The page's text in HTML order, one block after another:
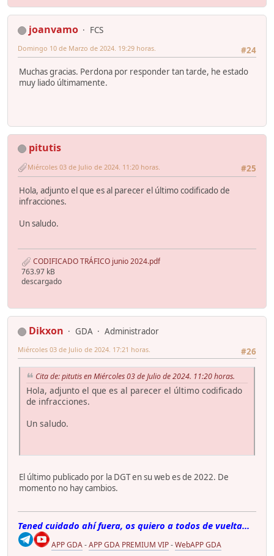
joanvamo
FCS
#24
Domingo 10 de Marzo de 2024. 19:29 horas.
Muchas gracias. Perdona por responder tan tarde, he estado
muy liado últimamente.
pitutis
#25
Miércoles 03 de Julio de 2024. 11:20 horas.
Hola, adjunto el que es al parecer el último codificado de
infracciones.
Un saludo.
CODIFICADO TRÁFICO junio 2024.pdf
763.97 kB
descargado
Dikxon GDA
Administrador
#26
Miércoles 03 de Julio de 2024. 17:21 horas.
Cita de: pitutis en Miércoles 03 de Julio de 2024. 11:20 horas.
Hola, adjunto el que es al parecer el último codificado
de infracciones.
Un saludo.
El último publicado por la DGT en su web es de 2022. De
momento no hay cambios.
Tened cuidado ahí fuera, os quiero a todos de vuelta...
APP GDA-APP GDA PREMIUM VIP-WebAPP GDA